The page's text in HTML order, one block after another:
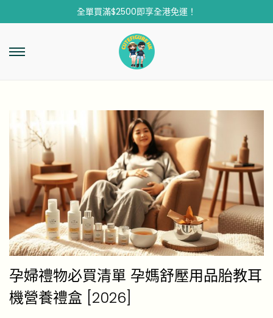
全單買滿$2500即享全港免運！
孕婦禮物必買清單 孕媽舒壓用品胎教耳
機營養禮盒 [2026]